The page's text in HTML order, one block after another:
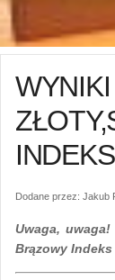
Dodane przez:
Uwaga, uwaga!
Brązowy Indeks